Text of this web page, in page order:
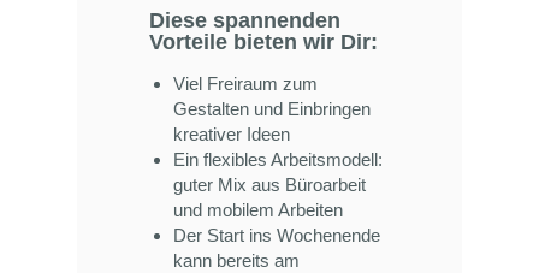
Diese spannenden
Vorteile bieten wir Dir:
Viel Freiraum zum
Gestalten und Einbringen
kreativer Ideen
Ein flexibles Arbeitsmodell:
guter Mix aus Büroarbeit
und mobilem Arbeiten
Der Start ins Wochenende
kann bereits am